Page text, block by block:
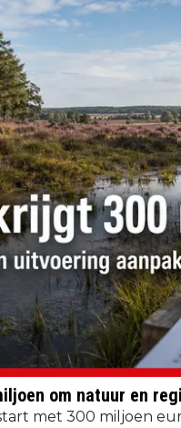
om natuur en
met 300 miljoen